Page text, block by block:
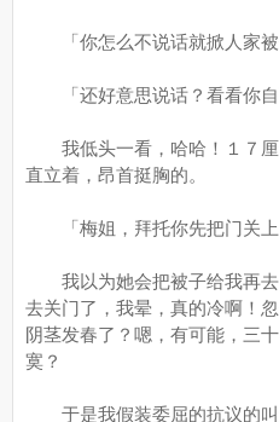
「你怎么不说话就掀人家被
「还好意思说话？看看你自
我低头一看，哈哈！１７厘
直立着，昂首挺胸的。
「梅姐，拜托你先把门关上
我以为她会把被子给我再去
去关门了，我晕，真的冷啊！
阴茎发春了？嗯，有可能，三
寞？
于是我假装委屈的抗议的叫